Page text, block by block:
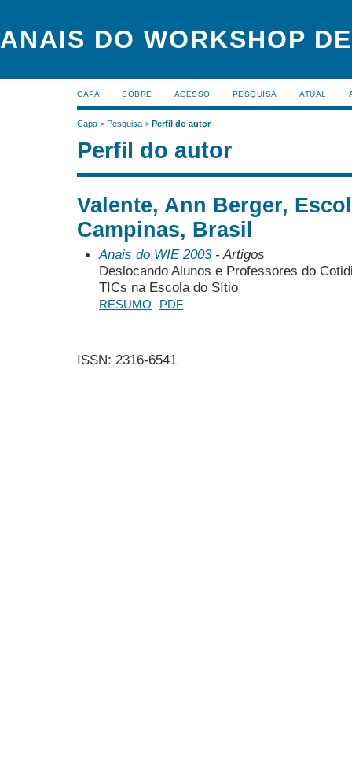
ANAIS DO WORKSHOP
CAPA SOBRE ACESSO PESQUISA ATUAL
Capa > Pesquisa > Perfil do autor
Perfil do autor
Valente, Ann Berger,
Campinas, Brasil
Anais do WIE 2003- Artigos
Deslocando Alunos e Professores do
TICs na Escola do Sítio
RESUMO PDF
ISSN: 2316-6541